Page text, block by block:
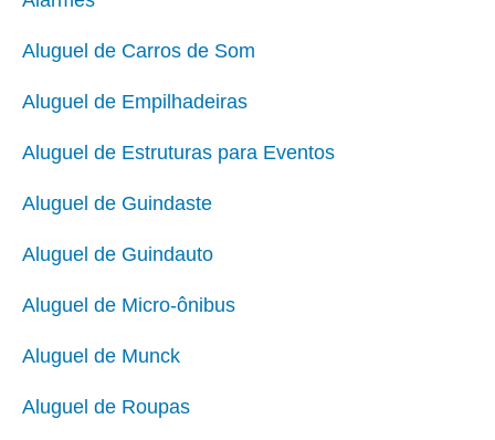
Aluguel de Carros de Som
Aluguel de Empilhadeiras
Aluguel de Estruturas para Eventos
Aluguel de Guindaste
Aluguel de Guindauto
Aluguel de Micro-ônibus
Aluguel de Munck
Aluguel de Roupas